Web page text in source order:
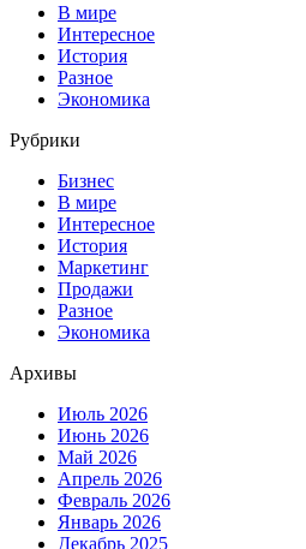
В мире
Интересное
История
Разное
Экономика
Рубрики
Бизнес
В мире
Интересное
История
Маркетинг
Продажи
Разное
Экономика
Архивы
Июль 2026
Июнь 2026
Май 2026
Апрель 2026
Февраль 2026
Январь 2026
Декабрь 2025